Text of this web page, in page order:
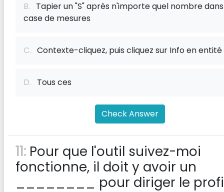
B. Tapier un "S" après n'importe quel nombre
case de mesures
C. Contexte-cliquez, puis cliquez sur Info en entité
D. Tous ces
Check Answer
11: Pour que l'outil suivez-moi
fonctionne, il doit y avoir un
________ pour diriger le